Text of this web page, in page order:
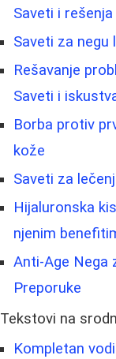
Saveti i rešenja
Saveti za negu
Rešavanje
Saveti i
Borba protiv
kože
Saveti za
Hijaluronska
njenim
Anti-Age Nega
Preporuke
Tekstovi na
Kompletan